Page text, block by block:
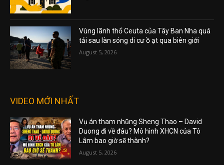
Vùng lãnh thổ Ceuta của Tây Ban Nha quá
tải sau làn sóng di cư ồ ạt qua biên giới
August 5, 2026
VIDEO MỚI NHẤT
Vụ án tham nhũng Sheng Thao – David
Duong đi về đâu? Mô hình XHCN của Tô
Lâm bao giờ sẽ thành?
August 5, 2026